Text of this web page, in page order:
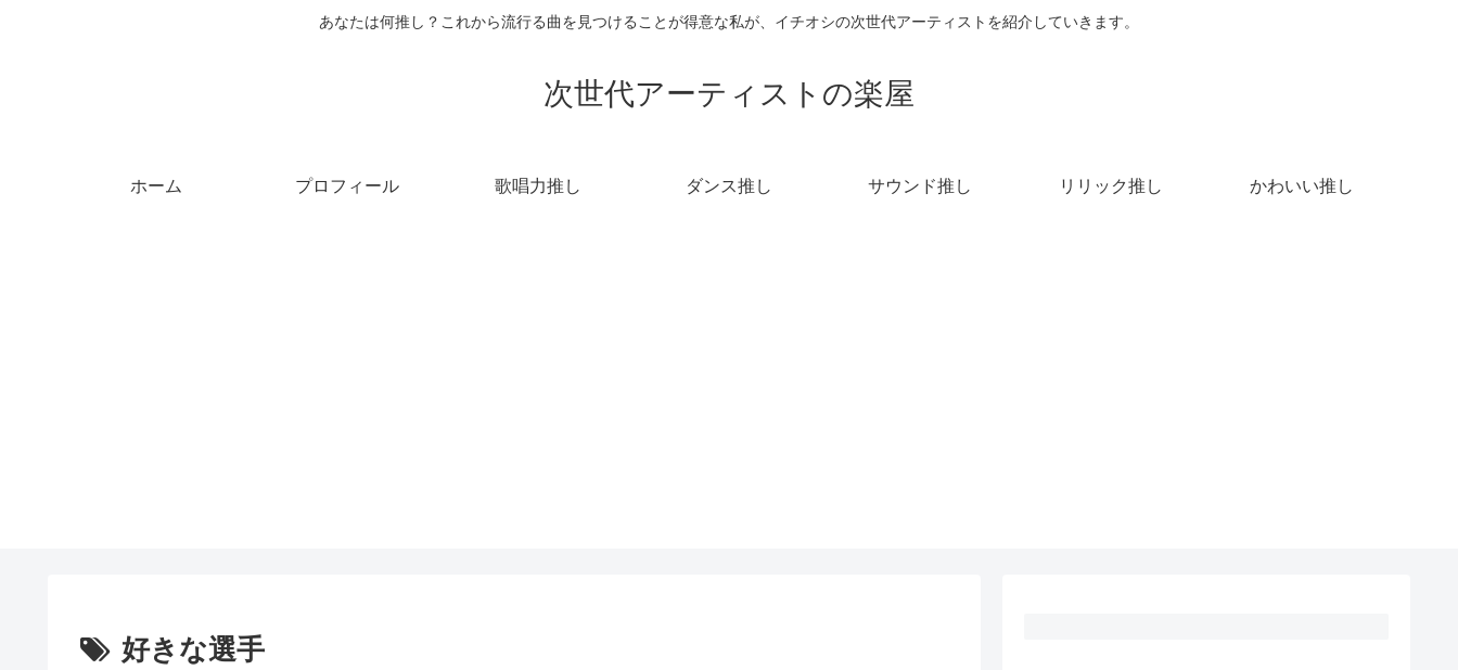
あなたは何推し？これから流行る曲を見つけることが得意な私が、イチオシの次世代アーティストを紹介していきます。
次世代アーティストの楽屋
ホーム プロフィール 歌唱力推し ダンス推し サウンド推し リリック推し かわいい推し
好きな選手